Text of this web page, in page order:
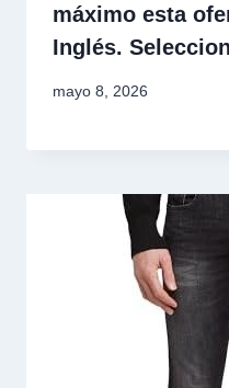
máximo esta
Inglés.
mayo 8, 2026